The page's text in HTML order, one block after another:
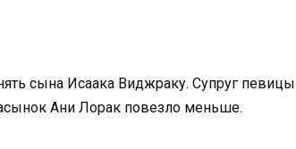
сына Исаака Виджраку. Супруг певицы
Ани Лорак повезло меньше.